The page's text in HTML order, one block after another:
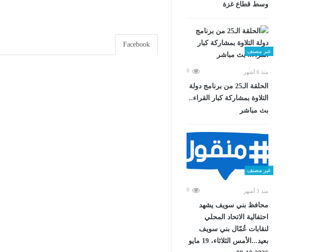
وسط قطاع غزة
غير مصنف
منذ 6 أشهر 0
الحلقة الـ25 من برنامج دولة
التلاوة بمشاركة كبار القراء..
بث مباشر
غير مصنف
منذ 3 أشهر 0
محافظ بني سويف يشهد
احتفالية الاتحاد المحلي
لنقابات عُمّال بني سويف
بعيد...الأمس الثلاثاء، 19 مايو
Facebook